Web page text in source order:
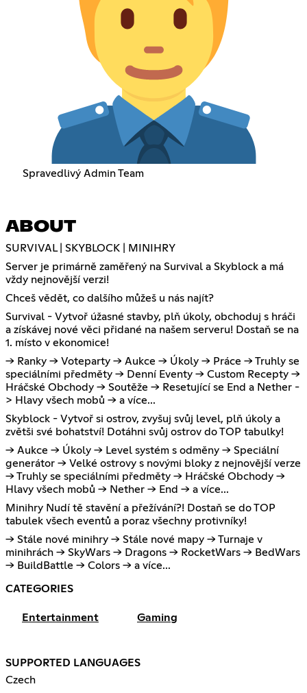
Spravedlivý Admin Team
ABOUT
SURVIVAL | SKYBLOCK | MINIHRY
Server je primárně zaměřený na Survival a Skyblock a má
vždy nejnovější verzi!
Chceš vědět, co dalšího můžeš u nás najít?
Survival - Vytvoř úžasné stavby, plň úkoly, obchoduj s hráči
a získávej nové věci přidané na našem serveru! Dostaň se na
1. místo v ekonomice!
-> Ranky -> Voteparty -> Aukce -> Úkoly -> Práce -> Truhly se
speciálními předměty -> Denní Eventy -> Custom Recepty ->
Hráčské Obchody -> Soutěže -> Resetující se End a Nether -
> Hlavy všech mobů -> a více...
Skyblock - Vytvoř si ostrov, zvyšuj svůj level, plň úkoly a
zvětši své bohatství! Dotáhni svůj ostrov do TOP tabulky!
-> Aukce -> Úkoly -> Level systém s odměny -> Speciální
generátor -> Velké ostrovy s novými bloky z nejnovější verze
-> Truhly se speciálními předměty -> Hráčské Obchody ->
Hlavy všech mobů -> Nether -> End -> a více...
Minihry Nudí tě stavění a přežívání?! Dostaň se do TOP
tabulek všech eventů a poraz všechny protivníky!
-> Stále nové minihry -> Stále nové mapy -> Turnaje v
minihrách -> SkyWars -> Dragons -> RocketWars -> BedWars
-> BuildBattle -> Colors -> a více...
CATEGORIES
Entertainment Gaming
SUPPORTED LANGUAGES
Czech